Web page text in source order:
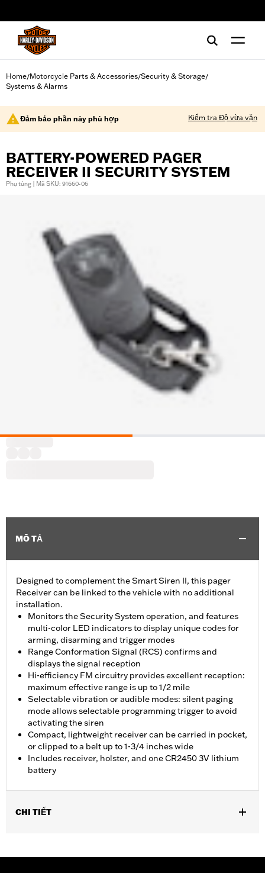
Home/Motorcycle Parts & Accessories/Security & Storage/
Systems & Alarms
Đảm bảo phần này phù hợp Kiểm tra Độ vừa vặn
BATTERY-POWERED PAGER
RECEIVER II SECURITY SYSTEM
Phụ tùng | Mã SKU: 91660-06
MÔ TẢ
Designed to complement the Smart Siren II, this pager
Receiver can be linked to the vehicle with no additional
installation.
Monitors the Security System operation, and features
multi-color LED indicators to display unique codes for
arming, disarming and trigger modes
Range Conformation Signal (RCS) confirms and
displays the signal reception
Hi-efficiency FM circuitry provides excellent reception:
maximum effective range is up to 1/2 mile
Selectable vibration or audible modes: silent paging
mode allows selectable programming trigger to avoid
activating the siren
Compact, lightweight receiver can be carried in pocket,
or clipped to a belt up to 1-3/4 inches wide
Includes receiver, holster, and one CR2450 3V lithium
battery
CHI TIẾT